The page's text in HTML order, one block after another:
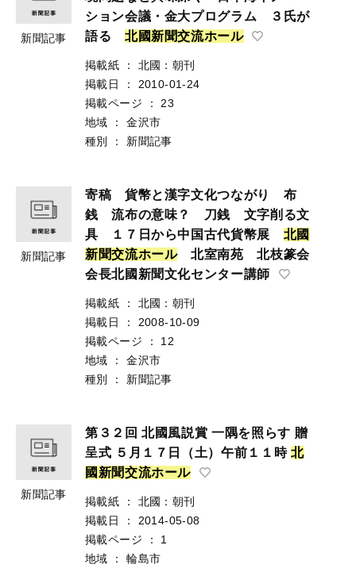
新聞記事
ション会議・金大プログラム ３氏が
語る 北國新聞交流ホール
掲載紙 ：
北國：朝刊
掲載日
：
2010-01-24
掲載ページ
：
23
地域
：
金沢市
種別
： 新聞記事
新聞記事
寄稿 貨幣と漢字文化つながり 布
銭 流布の意味？ 刀銭 文字削る文
具 １７日から中国古代貨幣展 北國
新聞交流ホール北室南苑 北枝篆会
会長北國新聞文化センター講師
掲載紙 ：
北國：朝刊
掲載日
：
2008-10-09
掲載ページ
：
12
地域
：
金沢市
種別
： 新聞記事
新聞記事
第３２回 北國風説賞 一隅を照らす 贈
呈式 ５月１７日（土）午前１１時 北
國 新聞交流ホール
掲載紙 ：
北國：朝刊
掲載日
：
2014-05-08
掲載ページ
：
1
地域
：
輪島市